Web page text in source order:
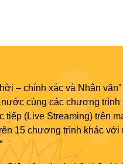
– chính xác và Nhân
cùng các chương trình
(Live Streaming) trên
15 chương trình khác với